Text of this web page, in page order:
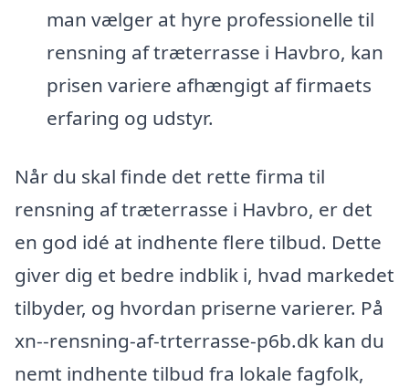
man vælger at hyre professionelle til
rensning af træterrasse i Havbro, kan
prisen variere afhængigt af firmaets
erfaring og udstyr.
Når du skal finde det rette firma til
rensning af træterrasse i Havbro, er det
en god idé at indhente flere tilbud. Dette
giver dig et bedre indblik i, hvad markedet
tilbyder, og hvordan priserne varierer. På
xn--rensning-af-trterrasse-p6b.dk kan du
nemt indhente tilbud fra lokale fagfolk,